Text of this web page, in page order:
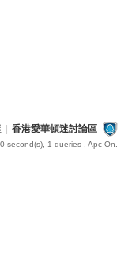
香港愛華頓迷討論區
second(s), 1 queries , Apc On.